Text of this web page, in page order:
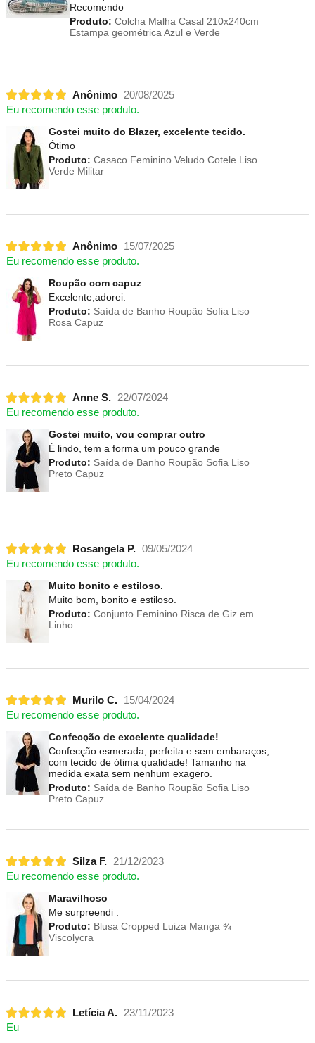
Recomendo
Produto: Colcha Malha Casal 210x240cm
Estampa geométrica Azul e Verde
Anônimo
20/08/2025
Eu recomendo esse produto.
Gostei muito do Blazer, excelente tecido.
Ótimo
Produto: Casaco Feminino Veludo Cotele Liso
Verde Militar
Anônimo
15/07/2025
Eu recomendo esse produto.
Roupão com capuz
Excelente,adorei.
Produto: Saída de Banho Roupão Sofia Liso
Rosa Capuz
Anne S.
22/07/2024
Eu recomendo esse produto.
Gostei muito, vou comprar outro
É lindo, tem a forma um pouco grande
Produto: Saída de Banho Roupão Sofia Liso
Preto Capuz
Rosangela P. 09/05/2024
Eu recomendo esse produto.
Muito bonito e estiloso.
Muito bom, bonito e estiloso.
Produto: Conjunto Feminino Risca de Giz em
Linho
Murilo C.
15/04/2024
Eu recomendo esse produto.
Confecção de excelente qualidade!
Confecção esmerada, perfeita e sem embaraços,
com tecido de ótima qualidade! Tamanho na
medida exata sem nenhum exagero.
Produto: Saída de Banho Roupão Sofia Liso
Preto Capuz
Silza F.
21/12/2023
Eu recomendo esse produto.
Maravilhoso
Me surpreendi .
Produto: Blusa Cropped Luiza Manga ¾
Viscolycra
Letícia A.
23/11/2023
Eu